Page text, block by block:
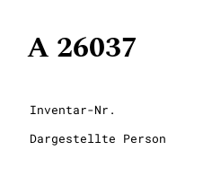
A 26037
Inventar-Nr.
Dargestellte Person